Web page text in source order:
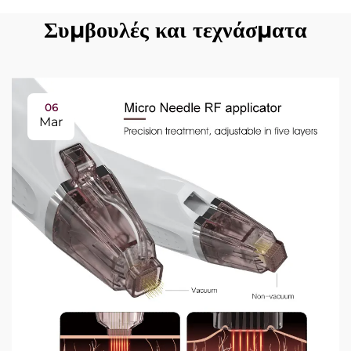
Συμβουλές και τεχνάσματα
06
Mar